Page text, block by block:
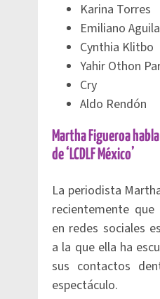
Karina Torres
Emiliano
Cynthia Klitbo
Yahir Othon
Cry
Aldo Rendón
Martha Figueroa
de ‘LCDLF México’
La periodista
recientemente
en redes sociales
a la que ella ha
sus contactos
espectáculo.